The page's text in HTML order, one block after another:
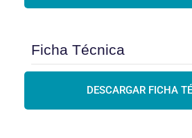
Ficha Técnica
DESCARGAR FICHA